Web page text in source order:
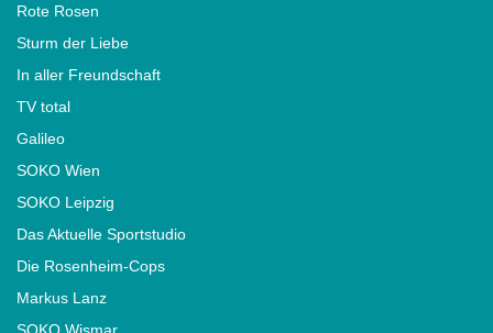
Rote Rosen
Sturm der Liebe
In aller Freundschaft
TV total
Galileo
SOKO Wien
SOKO Leipzig
Das Aktuelle Sportstudio
Die Rosenheim-Cops
Markus Lanz